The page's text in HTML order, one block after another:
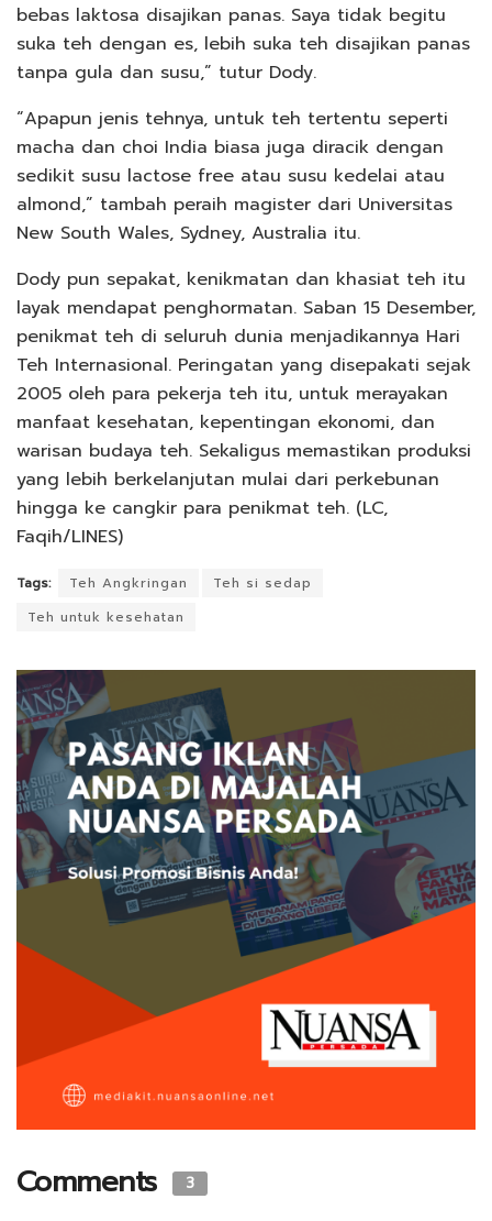
bebas laktosa disajikan panas. Saya tidak begitu
suka teh dengan es, lebih suka teh disajikan panas
tanpa gula dan susu,” tutur Dody.
“Apapun jenis tehnya, untuk teh tertentu seperti
macha dan choi India biasa juga diracik dengan
sedikit susu lactose free atau susu kedelai atau
almond,” tambah peraih magister dari Universitas
New South Wales, Sydney, Australia itu.
Dody pun sepakat, kenikmatan dan khasiat teh itu
layak mendapat penghormatan. Saban 15 Desember,
penikmat teh di seluruh dunia menjadikannya Hari
Teh Internasional. Peringatan yang disepakati sejak
2005 oleh para pekerja teh itu, untuk merayakan
manfaat kesehatan, kepentingan ekonomi, dan
warisan budaya teh. Sekaligus memastikan produksi
yang lebih berkelanjutan mulai dari perkebunan
hingga ke cangkir para penikmat teh. (LC,
Faqih/LINES)
Tags: Teh Angkringan
Teh si sedap
Teh untuk kesehatan
Comments 3